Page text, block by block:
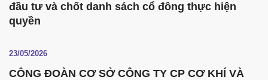
đầu tư và chốt danh sách cổ đông thực hiện
quyền
23/05/2026
CÔNG ĐOÀN CƠ SỞ CÔNG TY CP CƠ KHÍ VÀ